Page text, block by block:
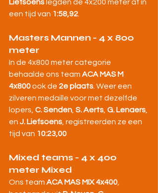
Liefsoens legden de 4x200 meter af in
een tijd van 1:58,92
Masters Mannen - 4 x 800
meter
In de 4x800 meter categorie
behaalde ons team ACA MAS M
4x800 ook de 2e plaats . Weer een
zilveren medaille voor met dezelfde
lopers, C. Senden S. Aerts G. Lenaers
en J. Liefsoens , registreerden ze een
tijd van 10:23,00
Mixed teams - 4 x 400
meter Mixed
Ons team ACA MAS MIX 4x400